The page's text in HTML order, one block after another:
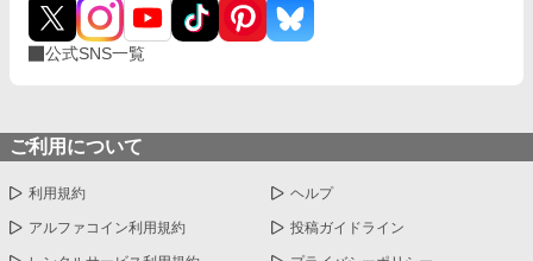
公式SNS一覧
ご利用について
利用規約 ヘルプ
アルファコイン利用規約 投稿ガイドライン